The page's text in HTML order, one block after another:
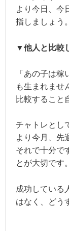
より今日、今
指しましょう。
▼他人と比較
「あの子は
も生まれませ
比較すること
チャトレとし
より今月、先
それで十分で
とが大切です。
成功している
はなく、どう